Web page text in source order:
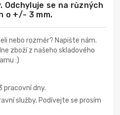
Odchyluje se na různých
o +/- 3 mm.
nebo rozměr? Napište nám.
zboží z našeho skladového
:)
pracovní dny.
služby. Podívejte se prosím